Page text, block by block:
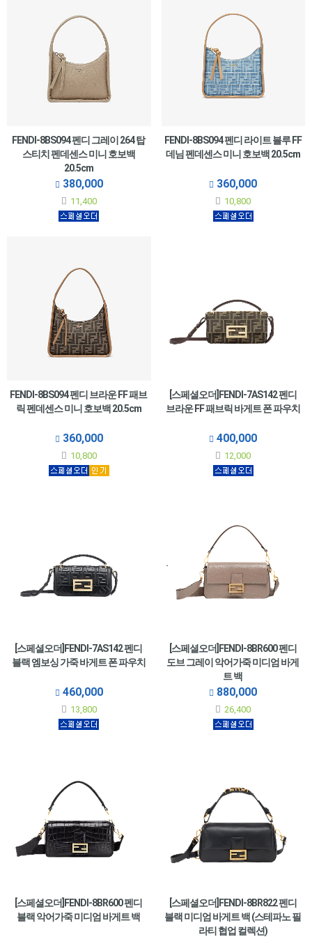
FENDI-8BS094 펜디 그레이 264 탑
스티치 펜데센스 미니 호보백
20.5cm
380,000
11,400
FENDI-8BS094 펜디 라이트 블루 FF
데님 펜데센스 미니 호보백 20.5cm
360,000
10,800
FENDI-8BS094 펜디 브라운 FF 패브
릭 펜데센스 미니 호보백 20.5cm
360,000
10,800
[스페셜오더]FENDI-7AS142 펜디
브라운 FF 패브릭 바게트 폰 파우치
400,000
12,000
[스페셜오더]FENDI-7AS142 펜디
블랙 엠보싱 가죽 바게트 폰 파우치
460,000
13,800
[스페셜오더]FENDI-8BR600 펜디
도브 그레이 악어가죽 미디엄 바게
트 백
880,000
26,400
[스페셜오더]FENDI-8BR600 펜디
블랙 악어가죽 미디엄 바게트 백
[스페셜오더]FENDI-8BR822 펜디
블랙 미디엄 바게트 백 (스테파노 필
라티 협업 컬렉션)